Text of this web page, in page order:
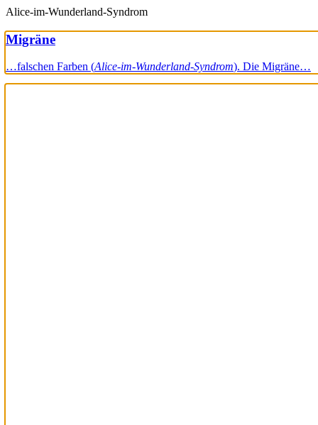
Alice-im-Wunderland-Syndrom
Migräne
…falschen Farben (Alice-im-Wunderland-Syndrom). Die Migräne…